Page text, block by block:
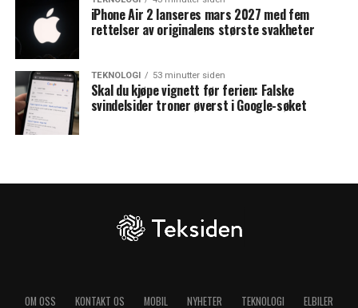
iPhone Air 2 lanseres mars 2027 med fem
rettelser av originalens største svakheter
TEKNOLOGI 53 minutter siden
Skal du kjøpe vignett før ferien: Falske
svindelsider troner øverst i Google-søket
OM OSS KONTAKT OS MOBIL NYHETER TEKNOLOGI ELBILER